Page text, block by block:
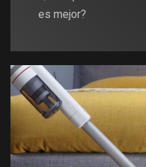
es mejor?